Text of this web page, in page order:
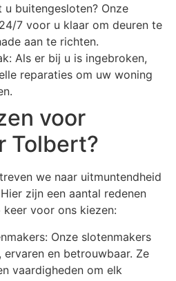
u buitengesloten? Onze
7 voor u klaar om deuren te
aan te richten.
Als er bij u is ingebroken,
reparaties om uw woning
voor
Tolbert?
we naar uitmuntendheid
zijn een aantal redenen
voor ons kiezen:
Onze slotenmakers
en betrouwbaar. Ze
vaardigheden om elk